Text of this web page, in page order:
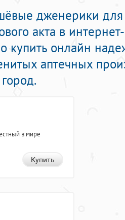
дженерики для
акта в
купить онлайн
аптечных
в мире
Купить